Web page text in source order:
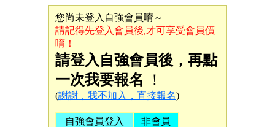
您尚未登入自強會員唷～
請記得先登入會員後,才可享受會員價
唷！
請登入自強會員後，再點
一次我要報名
！
(謝謝，我不加入，直接報名)
自強會員登入
非會員